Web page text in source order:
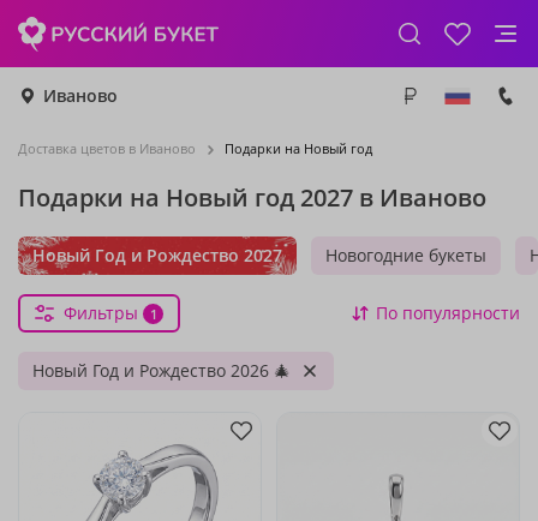
Иваново
Доставка цветов в Иваново Подарки на Новый год
Подарки на Новый год 2027 в Иваново
Новый Год и Рождество 2027 Новогодние букеты
Фильтры 1 По популярности
Новый Год и Рождество 2026 🎄